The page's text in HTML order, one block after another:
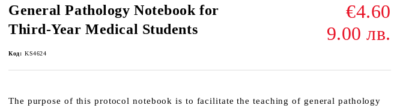
General Pathology Notebook for
Third-Year Medical Students
€4.60
9.00 лв.
Код: KS4624
The purpose of this protocol notebook is to facilitate the teaching of general pathology